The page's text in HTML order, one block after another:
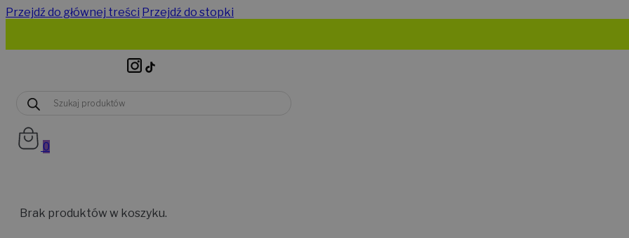
Przejdź do głównej treści Przejdź do stopki
Wyszukiwarka
produktów
0
Brak produktów w koszyku.